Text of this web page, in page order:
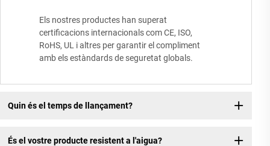
Els nostres productes han superat
certificacions internacionals com CE, ISO,
RoHS, UL i altres per garantir el compliment
amb els estàndards de seguretat globals.
Quin és el temps de llançament?
És el vostre producte resistent a l'aigua?